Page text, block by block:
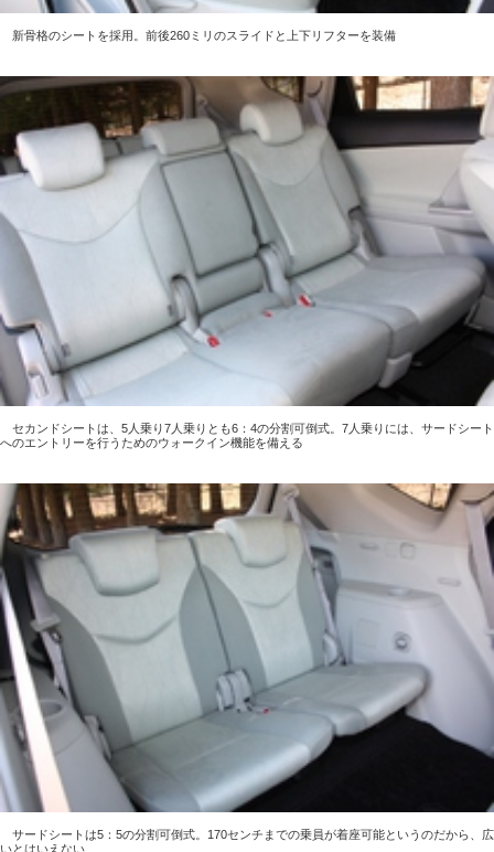
新骨格のシートを採用。前後260ミリのスライドと上下リフターを装備
セカンドシートは、5人乗り7人乗りとも6：4の分割可倒式。7人乗りには、サードシート
へのエントリーを行うためのウォークイン機能を備える
サードシートは5：5の分割可倒式。170センチまでの乗員が着座可能というのだから、広
いとはいえない